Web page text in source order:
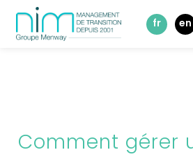
fr en
Comment gérer